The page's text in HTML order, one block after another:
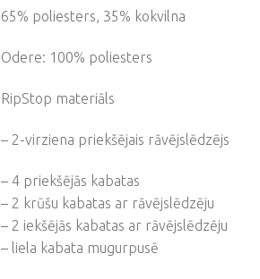
65% poliesters, 35% kokvilna
Odere: 100% poliesters
RipStop materiāls
– 2-virziena priekšējais rāvējslēdzējs
– 4 priekšējās kabatas
– 2 krūšu kabatas ar rāvējslēdzēju
– 2 iekšējās kabatas ar rāvējslēdzēju
– liela kabata mugurpusē